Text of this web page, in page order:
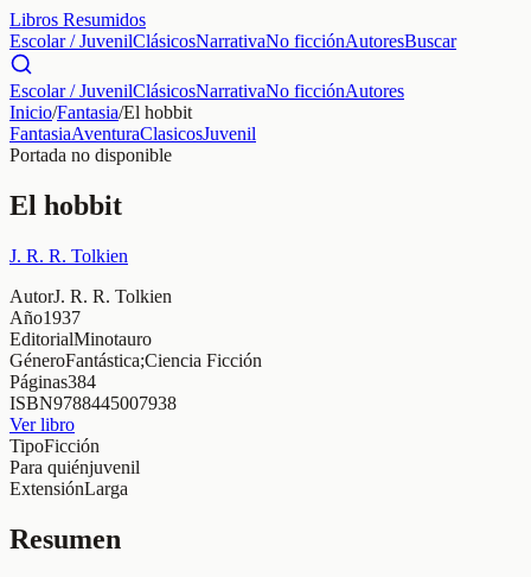
Libros Resumidos
Escolar / JuvenilClásicosNarrativaNo ficciónAutoresBuscar
Escolar / JuvenilClásicosNarrativaNo ficciónAutores
Inicio/Fantasia/El hobbit
FantasiaAventuraClasicosJuvenil
Portada no disponible
El hobbit
J. R. R. Tolkien
AutorJ. R. R. Tolkien
Año1937
EditorialMinotauro
GéneroFantástica;Ciencia Ficción
Páginas384
ISBN9788445007938
Ver libro
TipoFicción
Para quiénjuvenil
ExtensiónLarga
Resumen